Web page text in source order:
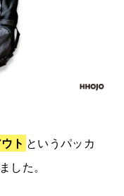
ト というパッカ
した。